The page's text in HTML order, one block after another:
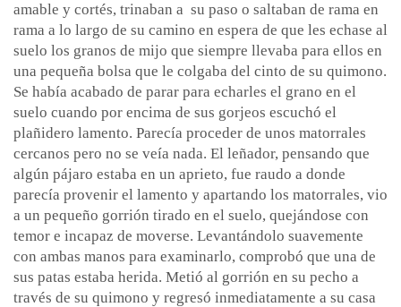
amable y cortés, trinaban a su paso o saltaban de rama en
rama a lo largo de su camino en espera de que les echase al
suelo los granos de mijo que siempre llevaba para ellos en
una pequeña bolsa que le colgaba del cinto de su quimono.
Se había acabado de parar para echarles el grano en el
suelo cuando por encima de sus gorjeos escuchó el
plañidero lamento. Parecía proceder de unos matorrales
cercanos pero no se veía nada. El leñador, pensando que
algún pájaro estaba en un aprieto, fue raudo a donde
parecía provenir el lamento y apartando los matorrales, vio
a un pequeño gorrión tirado en el suelo, quejándose con
temor e incapaz de moverse. Levantándolo suavemente
con ambas manos para examinarlo, comprobó que una de
sus patas estaba herida. Metió al gorrión en su pecho a
través de su quimono y regresó inmediatamente a su casa